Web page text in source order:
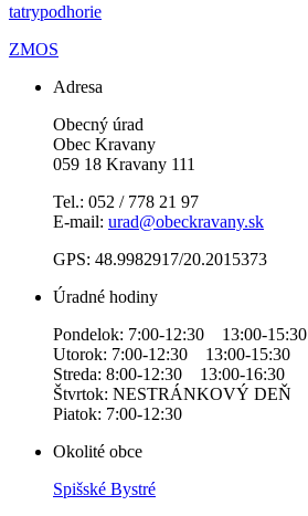
tatrypodhorie
ZMOS
Adresa
Obecný úrad
Obec Kravany
059 18 Kravany 111
Tel.: 052 / 778 21 97
E-mail: urad@obeckravany.sk
GPS: 48.9982917/20.2015373
Úradné hodiny
Pondelok: 7:00-12:30 13:00-15:30
Utorok: 7:00-12:30 13:00-15:30
Streda: 8:00-12:30 13:00-16:30
Štvrtok: NESTRÁNKOVÝ DEŇ
Piatok: 7:00-12:30
Okolité obce
Spišské Bystré